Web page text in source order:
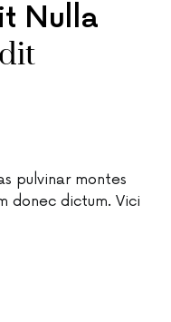
Nulla
pulvinar montes
donec dictum. Vici